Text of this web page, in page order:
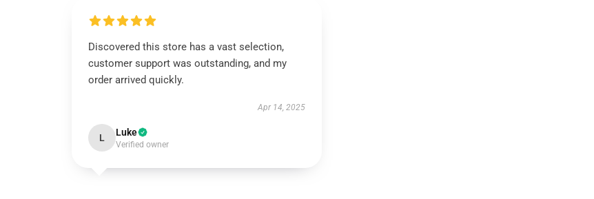
Discovered this store has a vast selection,
customer support was outstanding, and my
order arrived quickly.
Apr 14, 2025
L Luke
Verified owner